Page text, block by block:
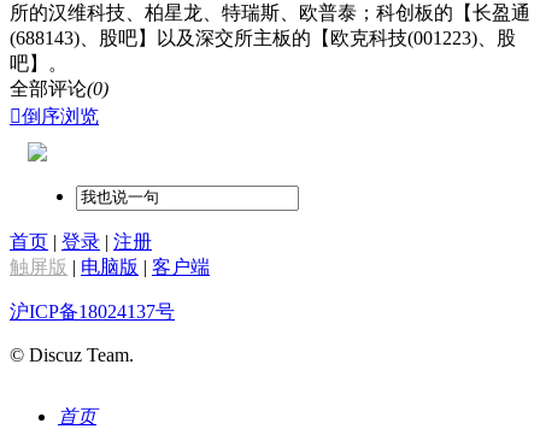
所的汉维科技、柏星龙、特瑞斯、欧普泰；科创板的【长盈通
(688143)、股吧】以及深交所主板的【欧克科技(001223)、股
吧】。
全部评论(0)
倒序浏览
首页 | 登录 | 注册
触屏版 | 电脑版 | 客户端
沪ICP备18024137号
© Discuz Team.
首页